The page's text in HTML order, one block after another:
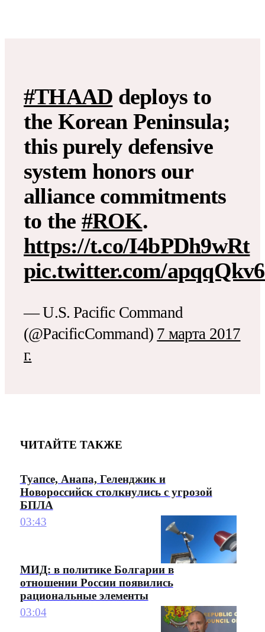
#THAAD deploys to
the Korean Peninsula;
this purely defensive
system honors our
alliance commitments
to the #ROK.
https://t.co/I4bPDh9wRt
pic.twitter.com/
— U.S. Pacific Command
(@PacificCommand) 7 марта 2017
г.
ЧИТАЙТЕ ТАКЖЕ
Туапсе, Анапа, Геленджик и
Новороссийск столкнулись с угрозой
БПЛА
03:43
МИД: в политике Болгарии в
отношении России появились
рациональные элементы
03:04